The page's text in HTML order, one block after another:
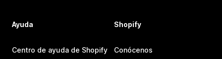
Ayuda
Centro de ayuda de Shopify
Shopify
Conócenos